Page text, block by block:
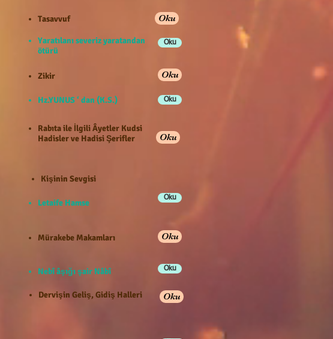
Oku
Tasavvuf
Oku
Yaratılanı severiz yaratandan
ötürü
Oku
Zikir
Oku
Hz.YUNUS ‘ dan (K.S.)
Oku
Rabıta ile İlgili Âyetler Kudsi
Hadisler ve Hadisi Şerifler
Letaife Hamse Oku
Mürakebe Makamları
Nebî âşığı şair Nâbî Oku
Dervişin Geliş, Gidiş Halleri Oku
Kişinin Sevgisi
Oku